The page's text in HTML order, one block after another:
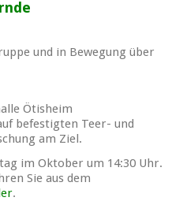
und in Bewegung über
Ötisheim
befestigten Teer- und
am Ziel.
im Oktober um 14:30 Uhr.
Sie aus dem
.